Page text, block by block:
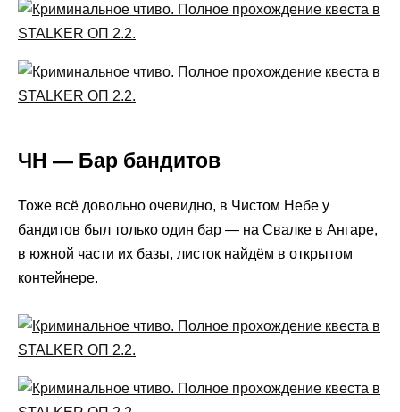
ЧН — Бар бандитов
Тоже всё довольно очевидно, в Чистом Небе у
бандитов был только один бар — на Свалке в Ангаре,
в южной части их базы, листок найдём в открытом
контейнере.